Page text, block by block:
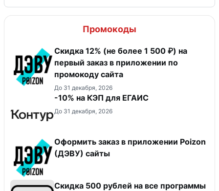
Промокоды
Скидка 12% (не более 1 500 ₽) на
первый заказ в приложении по
промокоду сайта
До 31 декабря, 2026
-10% на КЭП для ЕГАИС
До 31 декабря, 2026
Оформить заказ в приложении Poizon
(ДЭВУ) сайты
Скидка 500 рублей на все программы